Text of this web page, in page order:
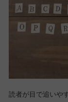
読者が目で追いや